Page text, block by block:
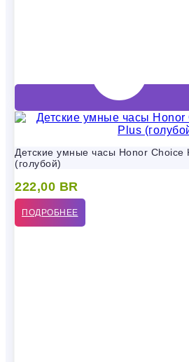
Детские умные часы Honor Choice
(голубой)
222,00 BR
ПОДРОБНЕЕ